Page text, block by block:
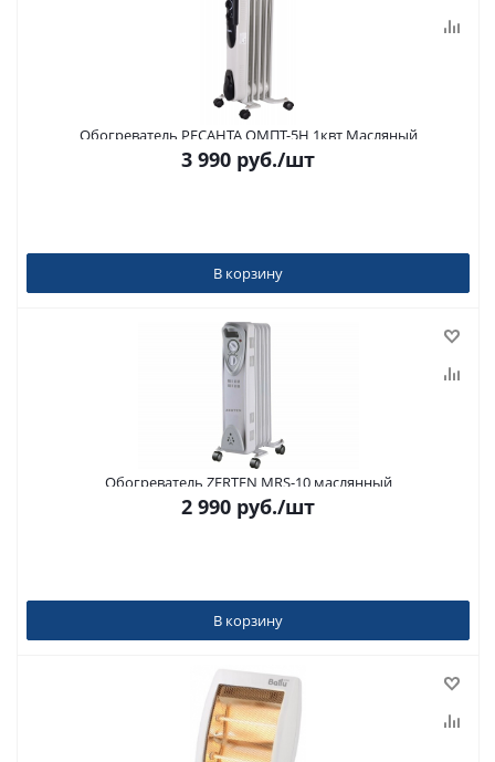
Обогреватель РЕСАНТА ОМПТ-5Н 1квт Масляный
3 990 руб./шт
В корзину
Обогреватель ZERTEN MRS-10 маслянный
2 990 руб./шт
В корзину